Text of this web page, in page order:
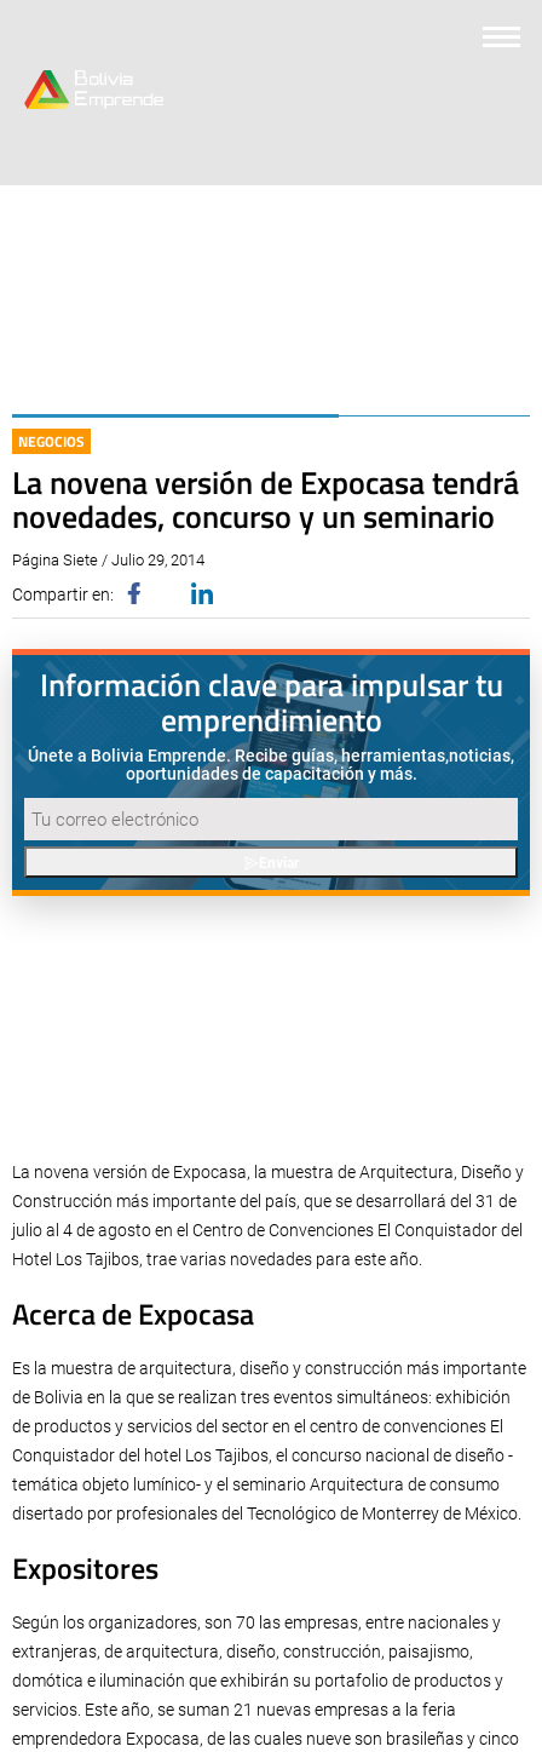
NEGOCIOS
La novena versión de Expocasa tendrá
novedades, concurso y un seminario
Página Siete / Julio 29, 2014
Compartir en:
Información clave para impulsar tu
emprendimiento
Únete a Bolivia Emprende. Recibe guías, herramientas,noticias,
oportunidades de capacitación y más.
La novena versión de Expocasa, la muestra de Arquitectura, Diseño y
Construcción más importante del país, que se desarrollará del 31 de
julio al 4 de agosto en el Centro de Convenciones El Conquistador del
Hotel Los Tajibos, trae varias novedades para este año.
Acerca de Expocasa
Es la muestra de arquitectura, diseño y construcción más importante
de Bolivia en la que se realizan tres eventos simultáneos: exhibición
de productos y servicios del sector en el centro de convenciones El
Conquistador del hotel Los Tajibos, el concurso nacional de diseño -
temática objeto lumínico- y el seminario Arquitectura de consumo
disertado por profesionales del Tecnológico de Monterrey de México.
Expositores
Según los organizadores, son 70 las empresas, entre nacionales y
extranjeras, de arquitectura, diseño, construcción, paisajismo,
domótica e iluminación que exhibirán su portafolio de productos y
servicios. Este año, se suman 21 nuevas empresas a la feria
emprendedora Expocasa, de las cuales nueve son brasileñas y cinco